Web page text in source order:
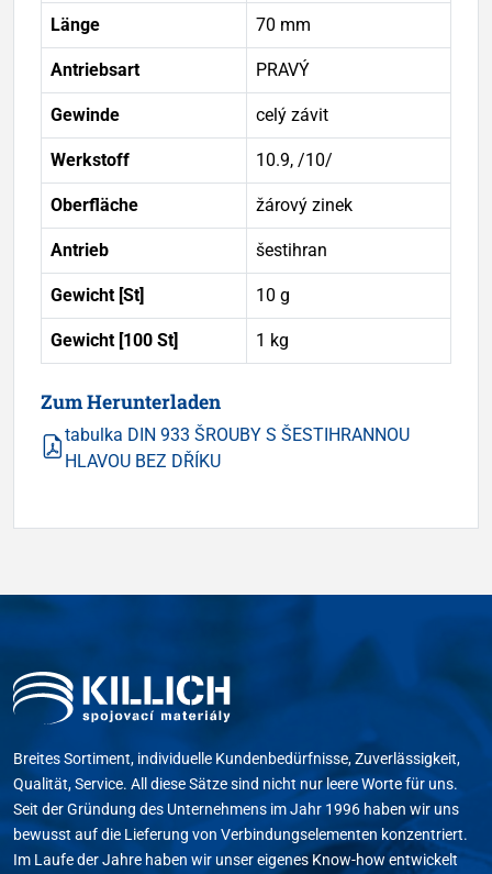
Länge 70 mm
Antriebsart PRAVÝ
Gewinde celý závit
Werkstoff 10.9, /10/
Oberfläche žárový zinek
Antrieb šestihran
Gewicht [St] 10 g
Gewicht [100 St] 1 kg
Zum Herunterladen
tabulka DIN 933 ŠROUBY S ŠESTIHRANNOU
HLAVOU BEZ DŘÍKU
Breites Sortiment, individuelle Kundenbedürfnisse, Zuverlässigkeit,
Qualität, Service. All diese Sätze sind nicht nur leere Worte für uns.
Seit der Gründung des Unternehmens im Jahr 1996 haben wir uns
bewusst auf die Lieferung von Verbindungselementen konzentriert.
Im Laufe der Jahre haben wir unser eigenes Know-how entwickelt